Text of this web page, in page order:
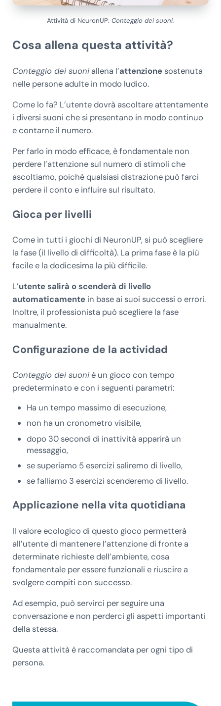
Attività di NeuronUP: Conteggio dei suoni.
Cosa allena questa attività?
Conteggio dei suoniallena l’attenzionesostenuta
nelle persone adulte in modo ludico.
Come lo fa? L’utente dovrà ascoltare attentamente
i diversi suoni che si presentano in modo continuo
e contarne il numero.
Per farlo in modo efficace, è fondamentale non
perdere l’attenzione sul numero di stimoli che
ascoltiamo, poiché qualsiasi distrazione può farci
perdere il conto e influire sul risultato.
Gioca per livelli
Come in tutti i giochi di NeuronUP, si può scegliere
la fase (il livello di difficoltà). La prima fase è la più
facile e la dodicesima la più difficile.
L’utente salirà o scenderà di livello
automaticamentein base ai suoi successi o errori.
Inoltre, il professionista può scegliere la fase
manualmente.
Configurazione de la actividad
Conteggio dei suoniè un gioco con tempo
predeterminato e con i seguenti parametri:
Ha un tempo massimo di esecuzione,
non ha un cronometro visibile,
dopo 30 secondi di inattività apparirà un
messaggio,
se superiamo 5 esercizi saliremo di livello,
se falliamo 3 esercizi scenderemo di livello.
Applicazione nella vita quotidiana
Il valore ecologico di questo gioco permetterà
all’utente di mantenere l’attenzione di fronte a
determinate richieste dell’ambiente, cosa
fondamentale per essere funzionali e riuscire a
svolgere compiti con successo.
Ad esempio, può servirci per seguire una
conversazione e non perderci gli aspetti importanti
della stessa.
Questa attività è raccomandata per ogni tipo di
persona.